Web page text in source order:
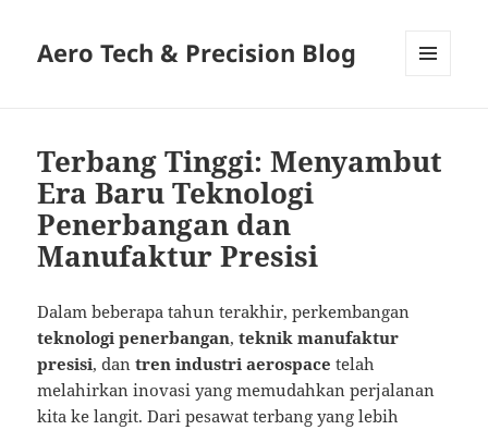
Aero Tech & Precision Blog
Terbang Tinggi: Menyambut
Era Baru Teknologi
Penerbangan dan
Manufaktur Presisi
Dalam beberapa tahun terakhir, perkembangan
teknologi penerbangan,teknik manufaktur
presisi, dantren industri aerospace telah
melahirkan inovasi yang memudahkan perjalanan
kita ke langit. Dari pesawat terbang yang lebih